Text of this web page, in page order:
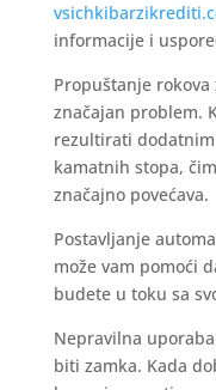
informacije i
Propuštanje
značajan problem.
rezultirati
kamatnih stopa,
značajno povećava.
Postavljanje
može vam pomoći
budete u toku sa
Nepravilna
biti zamka. Kada